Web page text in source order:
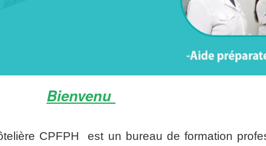
Bienvenu
CPFPH est un bureau de formation